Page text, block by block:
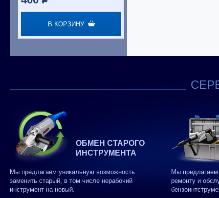
В КОРЗИНУ
ОБМЕН СТАРОГО
ИНСТРУМЕНТА
Мы предлагаем уникальную возможность
заменить старый, в том числе нерабочий
инструмент на новый.
Мы
ремонту и